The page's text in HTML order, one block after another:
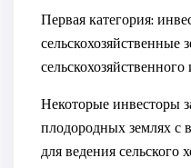
Первая категория:
сельскохозяйственные
Некоторые инвесторы
плодородных землях
для ведения сельского